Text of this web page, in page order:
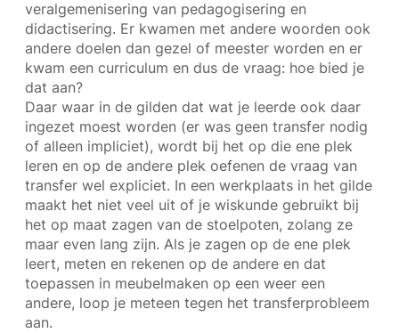
veralgemenisering van pedagogisering en
didactisering. Er kwamen met andere woorden ook
andere doelen dan gezel of meester worden en er
kwam een curriculum en dus de vraag: hoe bied je
dat aan?
Daar waar in de gilden dat wat je leerde ook daar
ingezet moest worden (er was geen transfer nodig
of alleen impliciet), wordt bij het op die ene plek
leren en op de andere plek oefenen de vraag van
transfer wel expliciet. In een werkplaats in het gilde
maakt het niet veel uit of je wiskunde gebruikt bij
het op maat zagen van de stoelpoten, zolang ze
maar even lang zijn. Als je zagen op de ene plek
leert, meten en rekenen op de andere en dat
toepassen in meubelmaken op een weer een
andere, loop je meteen tegen het transferprobleem
aan.